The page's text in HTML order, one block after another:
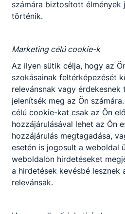
számára biztosított élmények
történik.
Marketing célú cookie-k
Az ilyen sütik célja, hogy az
szokásainak feltérképezését
relevánsnak vagy érdekesnek
jelenítsék meg az Ön
célú cookie-kat csak az Ön
hozzájárulásával lehet az Ön
hozzájárulás megtagadása,
esetén is jogosult a weboldal
weboldalon hirdetéseket
a hirdetések kevésbé lesznek
relevánsak.